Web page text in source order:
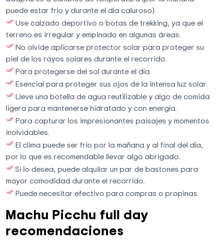
puede estar frío y durante el día caluroso).
Use calzado deportivo o botas de trekking, ya que el
terreno es irregular y empinado en algunas áreas.
No olvide aplicarse protector solar para proteger su
piel de los rayos solares durante el recorrido.
Para protegerse del sol durante el día.
Esencial para proteger sus ojos de la intensa luz solar.
Lleve una botella de agua reutilizable y algo de comida
ligera para mantenerse hidratado y con energía.
Para capturar los impresionantes paisajes y momentos
inolvidables.
El clima puede ser frío por la mañana y al final del día,
por lo que es recomendable llevar algo abrigado.
Si lo desea, puede alquilar un par de bastones para
mayor comodidad durante el recorrido.
Puede necesitar efectivo para compras o propinas.
Machu Picchu full day
recomendaciones